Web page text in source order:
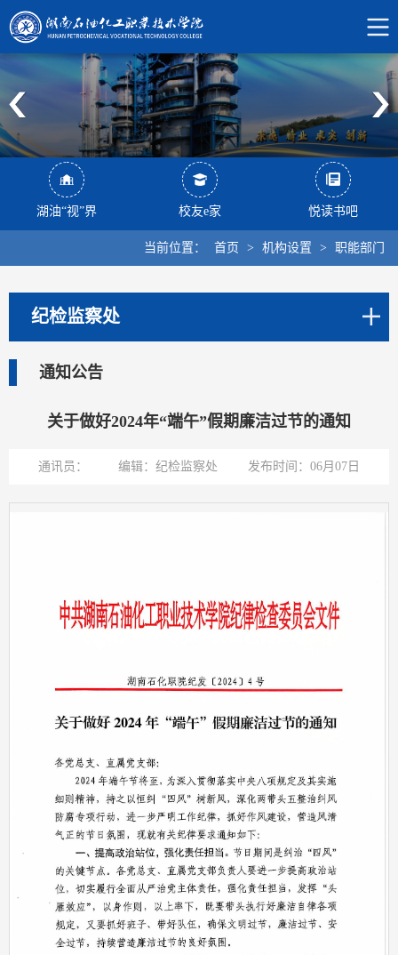
湖油“视”界 校友e家 悦读书吧
当前位置： 首页 > 机构设置 > 职能部门
纪检监察处
通知公告
关于做好2024年“端午”假期廉洁过节的通知
通讯员： 编辑：纪检监察处 发布时间：06月07日